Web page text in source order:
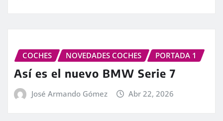
COCHES NOVEDADES COCHES PORTADA 1
Así es el nuevo BMW Serie 7
José Armando Gómez Abr 22, 2026